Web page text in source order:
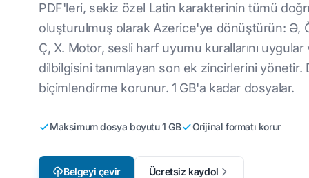
Video Oyunu Yerelleştirme
e-Öğrenim
CSV
JSON'u çevir
HTML Çevirmen
.DOCX Kelime
Excel Dosya
İngilizce'den Korece'ye
İngilizce - Arapça
İngilizce'den Türkçe'ye
İngilizce'den Urducaya
PDF'leri, sekiz özel Latin karakterinin tümü
oluşturulmuş olarak Azerice'ye dönüştürün: Ə,
Ç, X. Motor, sesli harf uyumu kurallarını
dilbilgisini tanımlayan son ek zincirlerini yönetir.
biçimlendirme korunur. 1 GB'a kadar dosyalar.
Maksimum dosya boyutu 1 GB Orijinal formatı korur
Belgeyi çevir Ücretsiz kaydol